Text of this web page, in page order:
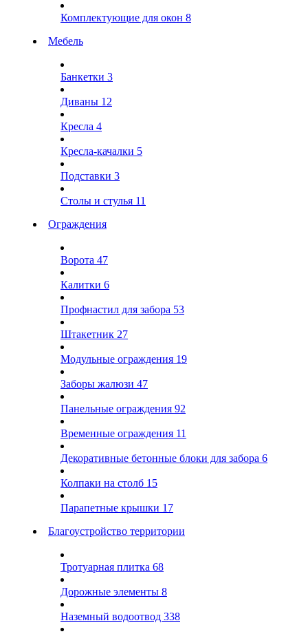
Комплектующие для окон 8
Мебель
Банкетки 3
Диваны 12
Кресла 4
Кресла-качалки 5
Подставки 3
Столы и стулья 11
Ограждения
Ворота 47
Калитки 6
Профнастил для забора 53
Штакетник 27
Модульные ограждения 19
Заборы жалюзи 47
Панельные ограждения 92
Временные ограждения 11
Декоративные бетонные блоки для забора 6
Колпаки на столб 15
Парапетные крышки 17
Благоустройство территории
Тротуарная плитка 68
Дорожные элементы 8
Наземный водоотвод 338